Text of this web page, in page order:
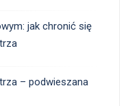
jak chronić się
– podwieszana